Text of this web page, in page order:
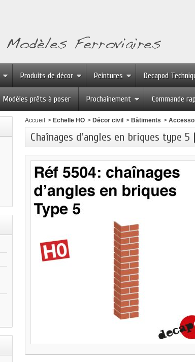
Produits de décor Peintures Decapod
Modèles prêts à poser Prochainement Commande
Accueil > Echelle HO > Décor civil > Bâtiments >
Chaînages d'angles en briques type 5